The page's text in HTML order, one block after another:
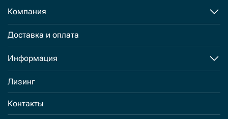
Компания
Доставка и оплата
Информация
Лизинг
Контакты